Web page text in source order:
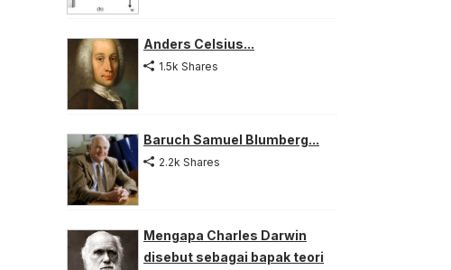
Anders Celsius...
1.5k Shares
Baruch Samuel Blumberg...
2.2k Shares
Mengapa Charles Darwin
disebut sebagai bapak teori